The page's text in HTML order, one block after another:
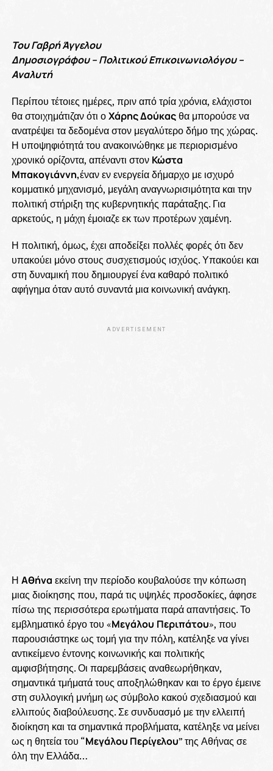
Του Γαβρή Άγγελου
Δημοσιογράφου – Πολιτικού Επικοινωνιολόγου –
Αναλυτή
Περίπου τέτοιες ημέρες, πριν από τρία χρόνια, ελάχιστοι
θα στοιχημάτιζαν ότι οΧάρης Δούκαςθα μπορούσε να
ανατρέψει τα δεδομένα στον μεγαλύτερο δήμο της χώρας.
Η υποψηφιότητά του ανακοινώθηκε με περιορισμένο
χρονικό ορίζοντα, απέναντι στον Κώστα
Μπακογιάννη,έναν εν ενεργεία δήμαρχο με ισχυρό
κομματικό μηχανισμό, μεγάλη αναγνωρισιμότητα και την
πολιτική στήριξη της κυβερνητικής παράταξης. Για
αρκετούς, η μάχη έμοιαζε εκ των προτέρων χαμένη.
Η πολιτική, όμως, έχει αποδείξει πολλές φορές ότι δεν
υπακούει μόνο στους συσχετισμούς ισχύος. Υπακούει και
στη δυναμική που δημιουργεί ένα καθαρό πολιτικό
αφήγημα όταν αυτό συναντά μια κοινωνική ανάγκη.
ADVERTISEMENT
Η Αθήνα εκείνη την περίοδο κουβαλούσε την κόπωση
μιας διοίκησης που, παρά τις υψηλές προσδοκίες, άφησε
πίσω της περισσότερα ερωτήματα παρά απαντήσεις. Το
εμβληματικό έργο του «Μεγάλου Περιπάτου», που
παρουσιάστηκε ως τομή για την πόλη, κατέληξε να γίνει
αντικείμενο έντονης κοινωνικής και πολιτικής
αμφισβήτησης. Οι παρεμβάσεις αναθεωρήθηκαν,
σημαντικά τμήματά τους αποξηλώθηκαν και το έργο έμεινε
στη συλλογική μνήμη ως σύμβολο κακού σχεδιασμού και
ελλιπούς διαβούλευσης. Σε συνδυασμό με την ελλειπή
διοίκηση και τα σημαντικά προβλήματα, κατέληξε να μείνει
ως η θητεία του “Μεγάλου Περίγελου” της Αθήνας σε
όλη την Ελλάδα…